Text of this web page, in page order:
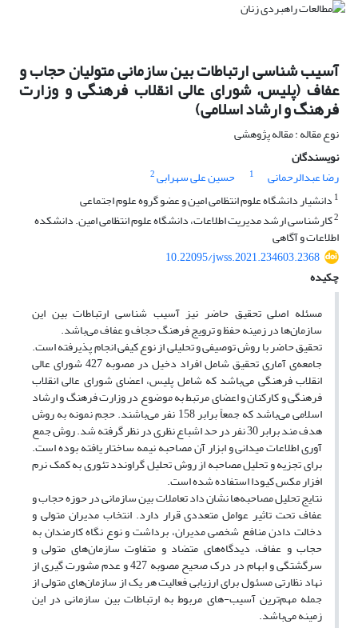
آسیب شناسی ارتباطات بین سازمانی متولیان حجاب و
عفاف (پلیس، شورای عالی انقلاب فرهنگی و وزارت
فرهنگ و ارشاد اسلامی)
نوع مقاله : مقاله پژوهشی
نویسندگان
رضا عبدالرحمانی
1 حسین علی سهرابی2
1 دانشیار دانشگاه علوم انتظامی امین و عضو گروه علوم اجتماعی
2کارشناسی ارشد مدیریت اطلاعات، دانشگاه علوم انتظامی امین. دانشکده
اطلاعات و آگاهی
10.22095/jwss.2021.234603.2368
چکیده
مسئله اصلی تحقیق حاضر نیز آسیب شناسی ارتباطات بین این
سازمان‌ها در زمینه حفظ و ترویج فرهنگ حجاف و عفاف می‌باشد.
تحقیق حاضر با روش توصیفی و تحلیلی از نوع کیفی انجام پذیرفته است.
جامعه‌ی آماری تحقیق شامل افراد دخیل در مصوبه 427 شورای عالی
انقلاب فرهنگی می‌باشد که شامل پلیس، اعضای شورای عالی انقلاب
فرهنگی و کارکنان و اعضای مرتبط به موضوع در وزارت فرهنگ و ارشاد
اسلامی می‌باشد که جمعاً برابر 158 نفر می‌باشند. حجم نمونه به روش
هدف مند برابر 30 نفر در حد اشباع نظری در نظر گرفته شد. روش جمع
آوری اطلاعات میدانی و ابزار آن مصاحبه نیمه ساختار یافته بوده است.
برای تجزیه و تحلیل مصاحبه از روش تحلیل گراوندد تئوری به کمک نرم
افزار مکس کیودا استفاده شده است.
نتایج تحلیل مصاحبه‌ها نشان داد تعاملات بین سازمانی در حوزه حجاب و
عفاف تحت تاثیر عوامل متعددی قرار دارد. انتخاب مدیران متولی و
دخالت دادن منافع شخصی مدیران، برداشت و نوع نگاه کارمندان به
حجاب و عفاف، دیدگاه‌های متضاد و متفاوت سازمان‌های متولی و
سرگشتگی و ابهام در درک صحیح مصوبه 427 و عدم مشورت گیری از
نهاد نظارتی مسئول برای ارزیابی فعالیت هر یک از سازمان‌های متولی از
جمله مهم‌ترین آسیب-های مربوط به ارتباطات بین سازمانی در این
زمینه می‌باشد.